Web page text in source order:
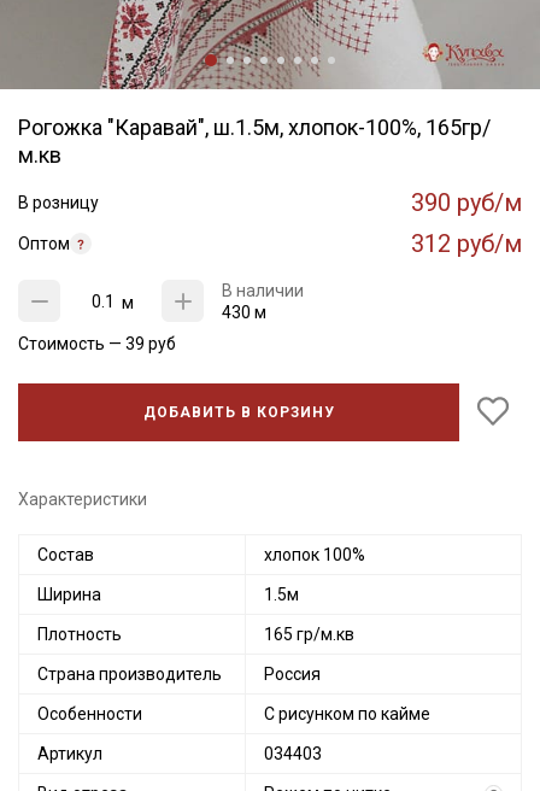
Рогожка "Каравай", ш.1.5м, хлопок-100%, 165гр/
м.кв
В розницу 390 руб/м
Оптом 312 руб/м
м
В наличии
430 м
Стоимость — 39 руб
ДОБАВИТЬ В КОРЗИНУ
Характеристики
Состав хлопок 100%
Ширина 1.5м
Плотность 165 гр/м.кв
Страна производитель Россия
Особенности С рисунком по кайме
Артикул 034403